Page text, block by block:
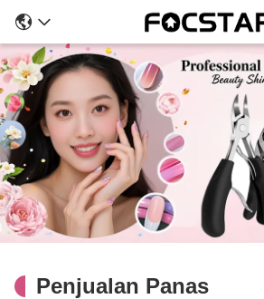
Penjualan Panas